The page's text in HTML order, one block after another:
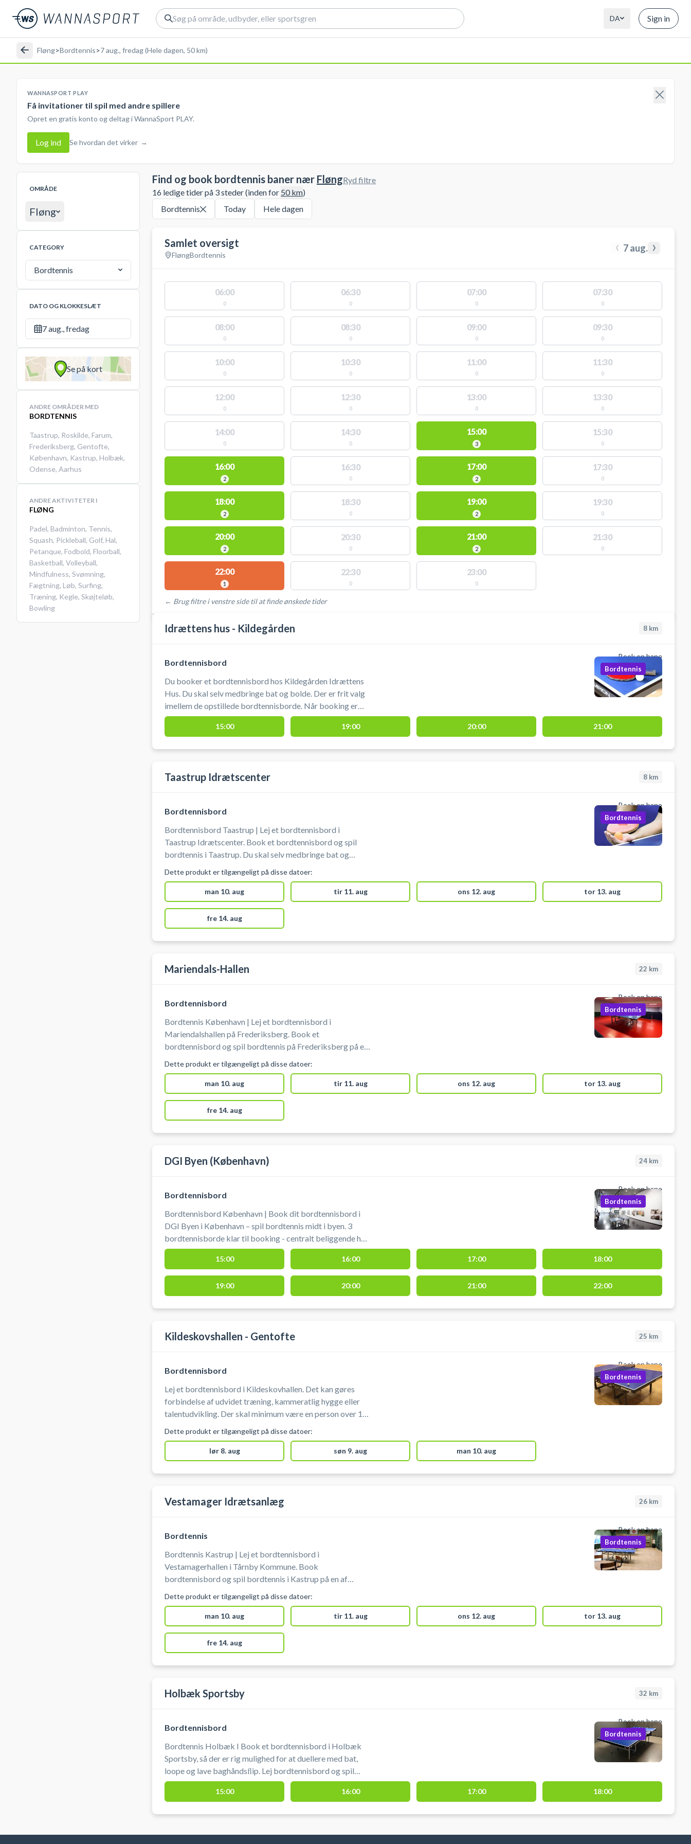
DA Sign in
Fløng>Bordtennis>7 aug., fredag (Hele dagen, 50 km)
WANNASPORT PLAY
Få invitationer til spil med andre spillere
Opret en gratis konto og deltag i WannaSport PLAY.
Log ind Se hvordan det virker →
OMRÅDE
Fløng
CATEGORY
Bordtennis
DATO OG KLOKKESLÆT
7 aug., fredag
Se på kort
ANDRE OMRÅDER MED
BORDTENNIS
Taastrup, Roskilde, Farum,
Frederiksberg, Gentofte,
København, Kastrup, Holbæk,
Odense, Aarhus
ANDRE AKTIVITETER I
FLØNG
Padel, Badminton, Tennis,
Squash, Pickleball, Golf, Hal,
Petanque, Fodbold, Floorball,
Basketball, Volleyball,
Mindfulness, Svømning,
Fægtning, Løb, Surfing,
Træning, Kegle, Skøjteløb,
Bowling
Find og book bordtennis baner nær Fløng
16 ledige tider på 3 steder (inden for 50km)
Ryd filtre
Bordtennis Today Hele dagen
Samlet oversigt
FløngBordtennis ‹ 7 aug. ›
06:00
0
06:30
0
07:00
0
07:30
0
08:00
0
08:30
0
09:00
0
09:30
0
10:00
0
10:30
0
11:00
0
11:30
0
12:00
0
12:30
0
13:00
0
13:30
0
14:00
0
14:30
0
15:00
3
15:30
0
16:00
2
16:30
0
17:00
2
17:30
0
18:00
2
18:30
0
19:00
2
19:30
0
20:00
2
20:30
0
21:00
2
21:30
0
22:00
1
22:30
0
23:00
0
← Brug filtre i venstre side til at finde ønskede tider
STEDER MED LEDIGE AKTIVITETER
Idrættens hus - Kildegården 8 km
Book en bane
Bordtennisbord
Du booker et bordtennisbord hos Kildegården Idrættens
Hus. Du skal selv medbringe bat og bolde. Der er frit valg
imellem de opstillede bordtennisborde. Når booking er
gennemført modtager du en kode, som kan bruges til at få
adgang til bordtennishallen på 1. sal. i Kildegården
Bordtennis
15:00 19:00 20:00 21:00
Taastrup Idrætscenter 8 km
Book en bane
Bordtennisbord
Bordtennisbord Taastrup | Lej et bordtennisbord i
Taastrup Idrætscenter. Book et bordtennisbord og spil
bordtennis i Taastrup. Du skal selv medbringe bat og
for dem der skal spille. Ikke adgang for gæster. Max 4
spillere per bord.
Bordtennis
Dette produkt er tilgængeligt på disse datoer:
man 10. aug tir 11. aug ons 12. aug tor 13. aug
fre 14. aug
Mariendals-Hallen 22 km
Book en bane
Bordtennisbord
Bordtennis København | Lej et bordtennisbord i
Mariendalshallen på Frederiksberg. Book et
bordtennisbord og spil bordtennis på Frederiksberg på en
selv bat og bolde.
Bordtennis
Dette produkt er tilgængeligt på disse datoer:
man 10. aug tir 11. aug ons 12. aug tor 13. aug
fre 14. aug
DGI Byen (København) 24 km
Book en bane
Bordtennisbord
Bordtennisbord København | Book dit bordtennisbord i
DGI Byen i København – spil bordtennis midt i byen. 3
bordtennisborde klar til booking - centralt beliggende hos
DGI Byen København. DGI Byen på Tietgensgade 65,
1704 København V, byder udover leje af bordtennisbord
på en lang række andre sportsaktiviteter som badminton,
pickleball m.fl. under samme tag i centrum af København.
Bordtennis
15:00 16:00 17:00 18:00
19:00 20:00 21:00 22:00
Kildeskovshallen - Gentofte 25 km
Book en bane
Bordtennisbord
Lej et bordtennisbord i Kildeskovhallen. Det kan gøres
forbindelse af udvidet træning, kammeratlig hygge eller
talentudvikling. Der skal minimum være en person over 18
Bordtennis
Dette produkt er tilgængeligt på disse datoer:
lør 8. aug søn 9. aug man 10. aug
Vestamager Idrætsanlæg 26 km
Book en bane
Bordtennis
Bordtennis Kastrup | Lej et bordtennisbord i
Vestamagerhallen i Tårnby Kommune. Book
bordtennisbord og spil bordtennis i Kastrup på en af
Vestamager Idrætsanlæg. Du skal selv medbringe bat og
Bordtennis
Dette produkt er tilgængeligt på disse datoer:
man 10. aug tir 11. aug ons 12. aug tor 13. aug
fre 14. aug
Holbæk Sportsby 32 km
Book en bane
Bordtennisbord
Bordtennis Holbæk I Book et bordtennisbord i Holbæk
Sportsby, så der er rig mulighed for at duellere med bat,
loope og lave baghåndsﬂip. Lej bordtennisbord og spil
bordtennis i Holbæk på et af bordtennisbordene i
sportsbyen i Holbæk. Muligt at leje bat og købe bolde.
Bordtennis
15:00 16:00 17:00 18:00